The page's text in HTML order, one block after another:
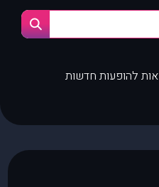
להופעות חדשות